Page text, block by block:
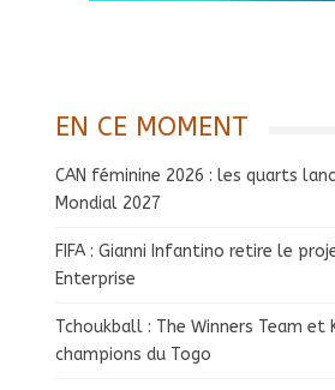
EN CE MOMENT
CAN féminine 2026 : les quarts
Mondial 2027
FIFA : Gianni Infantino retire le
Enterprise
Tchoukball : The Winners Team et
champions du Togo